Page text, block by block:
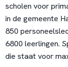
scholen voor
in de gemeente
850
6800 leerlingen.
die staat voor